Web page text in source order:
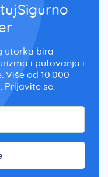
utorka bira
i putovanja i
Više od 10.000
Prijavite se.